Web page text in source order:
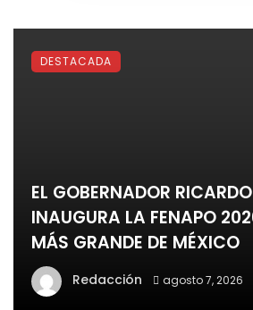
EL GOBERNADOR
INAUGURA LA FENAPO
MÁS GRANDE DE MÉXICO
Redacción agosto 7, 2026
DESTACADA